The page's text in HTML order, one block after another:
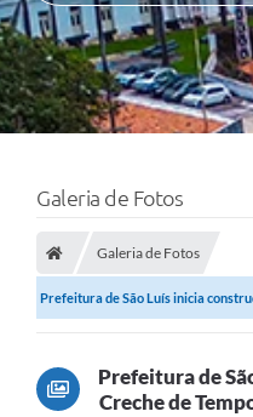
Galeria de Fotos
Galeria de Fotos
Prefeitura de São Luís inicia
Prefeitura de
Creche de